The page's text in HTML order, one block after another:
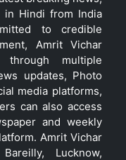
in Hindi from India
to credible
Amrit Vichar
multiple
updates, Photo
media platforms,
can also access
and weekly
Amrit Vichar
Lucknow,